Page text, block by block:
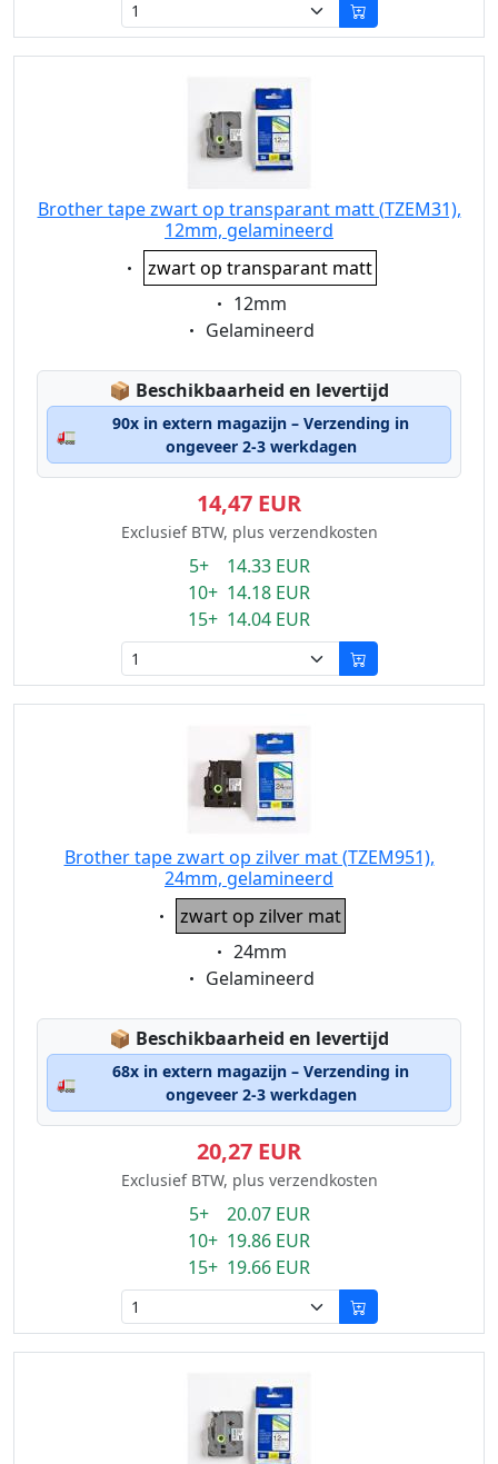
Brother tape zwart op transparant matt (TZEM31),
12mm, gelamineerd
Eigenschaft:
zwart op transparant matt
Eigenschaft:
12mm
Eigenschaft:
Gelamineerd
📦 Lagerstatus:
Beschikbaarheid en levertijd
🚛
90x in extern magazijn – Verzending in
ongeveer 2-3 werkdagen
14,47 EUR
Exclusief BTW, plus verzendkosten
5+ 14.33 EUR
10+ 14.18 EUR
15+ 14.04 EUR
Brother tape zwart op zilver mat (TZEM951),
24mm, gelamineerd
Eigenschaft:
zwart op zilver mat
Eigenschaft:
24mm
Eigenschaft:
Gelamineerd
📦 Lagerstatus:
Beschikbaarheid en levertijd
🚛
68x in extern magazijn – Verzending in
ongeveer 2-3 werkdagen
20,27 EUR
Exclusief BTW, plus verzendkosten
5+ 20.07 EUR
10+ 19.86 EUR
15+ 19.66 EUR